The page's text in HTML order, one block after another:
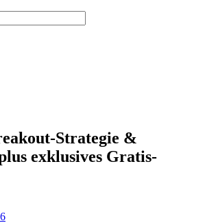
Strategie &
exklusives Gratis-